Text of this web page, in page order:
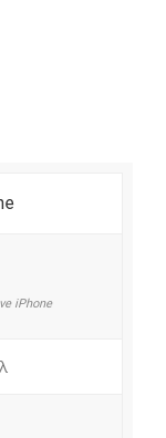
iPhone